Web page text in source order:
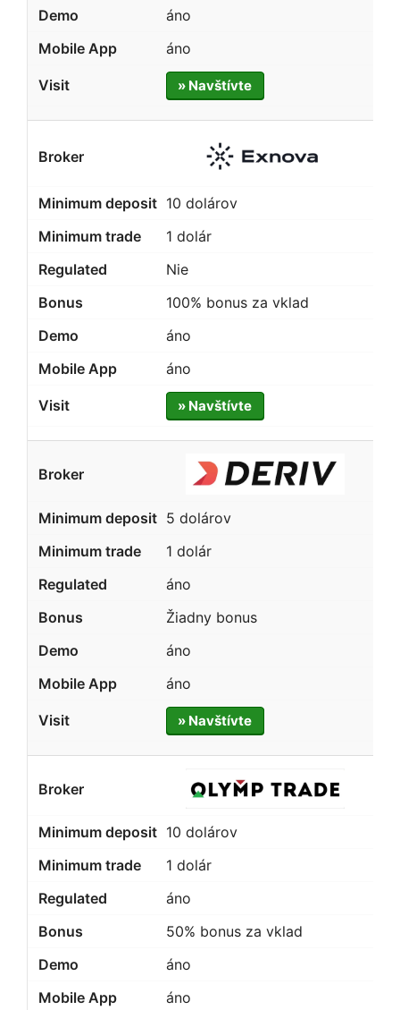
áno
áno
» Navštívte
10 dolárov
1 dolár
Nie
100% bonus za vklad
áno
áno
» Navštívte
5 dolárov
1 dolár
áno
Žiadny bonus
áno
áno
» Navštívte
10 dolárov
1 dolár
áno
50% bonus za vklad
áno
áno